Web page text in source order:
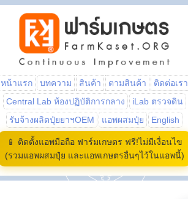
หน้าแรก บทความ สินค้า ตามสินค้า
ติดต่อเรา
Central Lab ห้องปฏิบัติการกลาง
iLab ตรวจดิน
รับจ้างผลิตปุ๋ยยาฯOEM
แอพผสมปุ๋ย English
📱 ติดตั้งแอพมือถือ ฟาร์มเกษตร ฟรี!ไม่มีเงื่อนไข
(รวมแอพผสมปุ๋ย และแอพเกษตรอื่นๆไว้ในแอพนี้)